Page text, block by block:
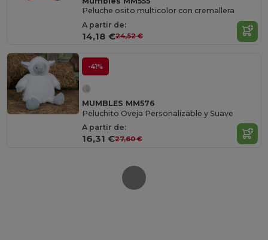
Peluche osito multicolor con cremallera
A partir de:
14,18 €24,52 €
-41%
MUMBLES MM576
Peluchito Oveja Personalizable y Suave
A partir de:
16,31 €27,60 €